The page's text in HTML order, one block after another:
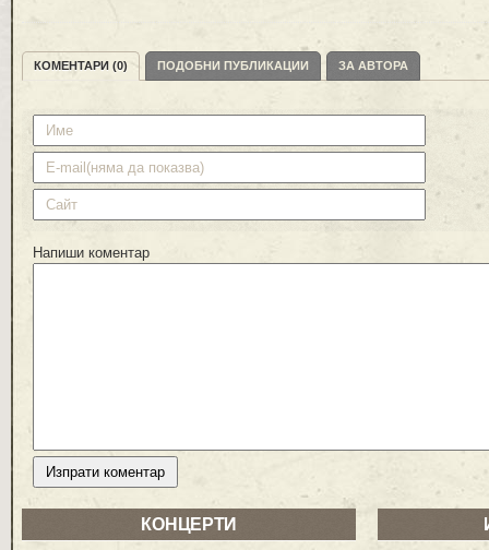
КОМЕНТАРИ (0) ПОДОБНИ ПУБЛИКАЦИИ ЗА АВТОРА
Напиши коментар
КОНЦЕРТИ